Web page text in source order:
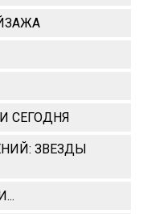
СЕГОДНЯ
ЗВЕЗДЫ